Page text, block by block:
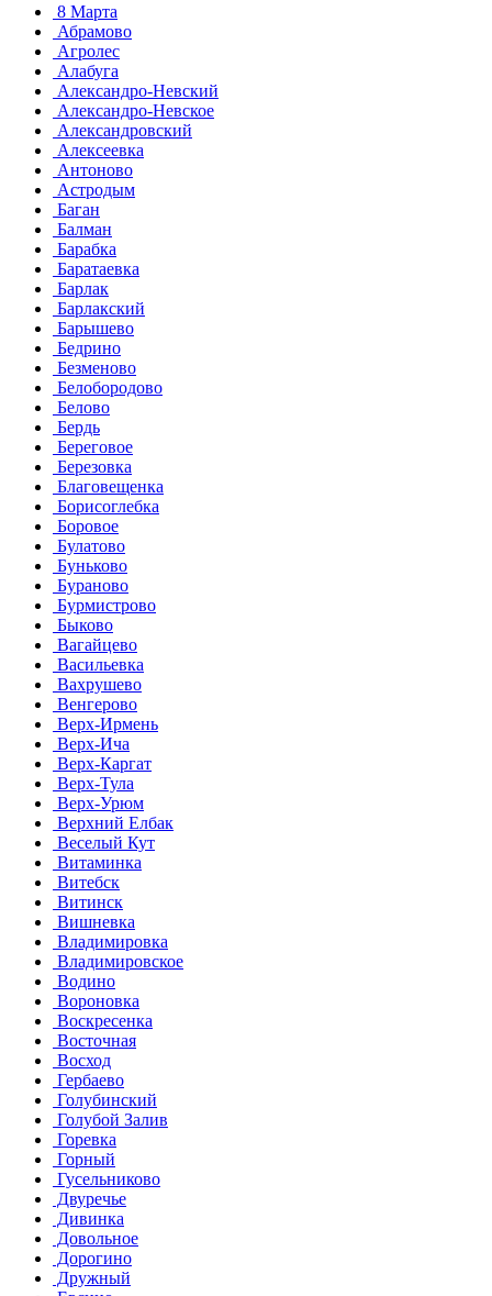
8 Марта
Абрамово
Агролес
Алабуга
Александро-Невский
Александро-Невское
Александровский
Алексеевка
Антоново
Астродым
Баган
Балман
Барабка
Баратаевка
Барлак
Барлакский
Барышево
Бедрино
Безменово
Белобородово
Белово
Бердь
Береговое
Березовка
Благовещенка
Борисоглебка
Боровое
Булатово
Буньково
Бураново
Бурмистрово
Быково
Вагайцево
Васильевка
Вахрушево
Венгерово
Верх-Ирмень
Верх-Ича
Верх-Каргат
Верх-Тула
Верх-Урюм
Верхний Елбак
Веселый Кут
Витаминка
Витебск
Витинск
Вишневка
Владимировка
Владимировское
Водино
Вороновка
Воскресенка
Восточная
Восход
Гербаево
Голубинский
Голубой Залив
Горевка
Горный
Гусельниково
Двуречье
Дивинка
Довольное
Дорогино
Дружный